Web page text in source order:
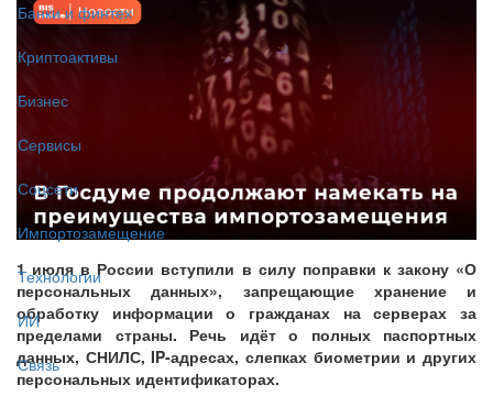
Банки и финтех
Криптоактивы
Бизнес
Сервисы
Соцсети
Импортозамещение
Технологии
ИИ
Связь
1 июля в России вступили в силу поправки к закону «О
персональных данных», запрещающие хранение и
обработку информации о гражданах на серверах за
пределами страны. Речь идёт о полных паспортных
данных, СНИЛС, IP-адресах, слепках биометрии и других
персональных идентификаторах.